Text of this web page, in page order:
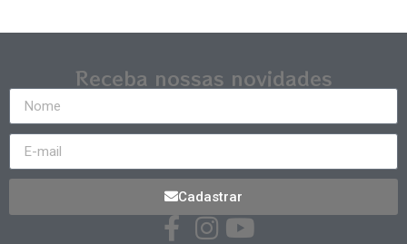
Receba nossas novidades
Cadastrar